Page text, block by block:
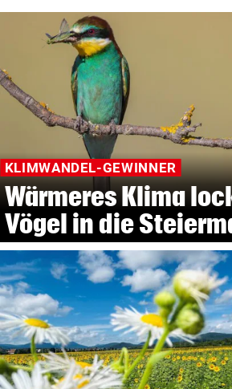
KLIMWANDEL-GEWINNER
Wärmeres Klima
Vögel in die